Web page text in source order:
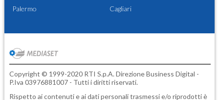
Palermo Cagliari
Copyright © 1999-2020 RTI S.p.A. Direzione Business Digital -
P.Iva 03976881007 - Tutti i diritti riservati.
Rispetto ai contenuti e ai dati personali trasmessi e/o riprodotti è